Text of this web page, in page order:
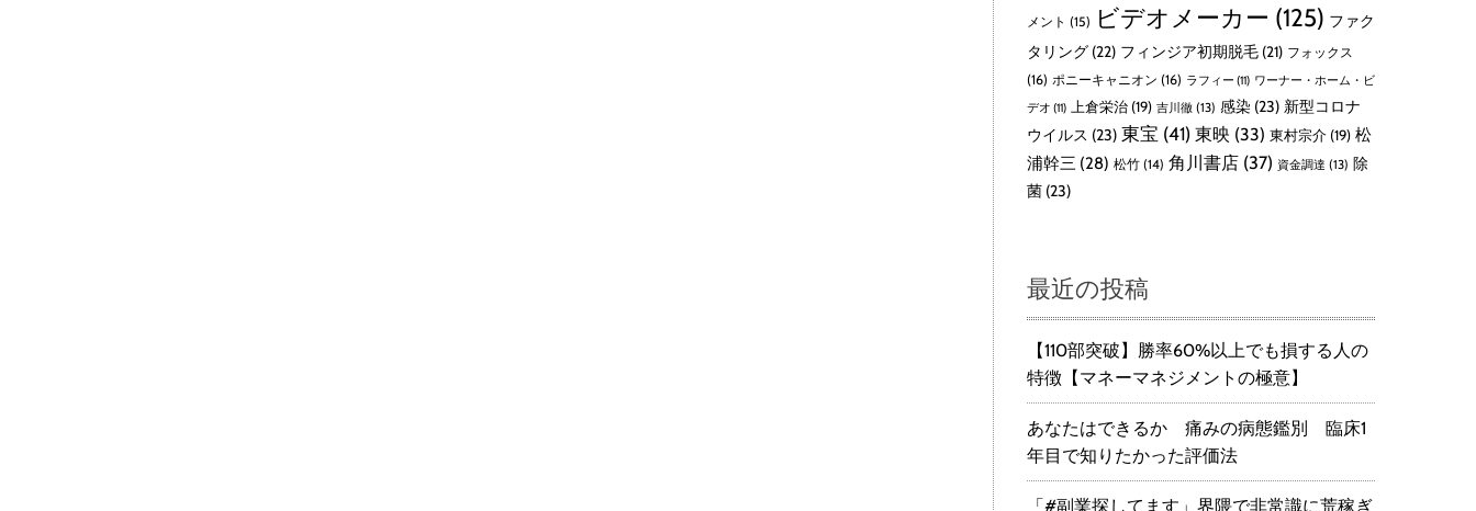
メント (15) ビデオメーカー (125) ファク
タリング (22) フィンジア初期脱毛 (21) フォックス
(16) ポニーキャニオン (16) ラフィー (11) ワーナー・ホーム・ビ
デオ (11) 上倉栄治 (19) 吉川徹 (13) 感染 (23) 新型コロナ
ウイルス (23) 東宝 (41) 東映 (33) 東村宗介 (19) 松
浦幹三 (28) 松竹 (14) 角川書店 (37) 資金調達 (13) 除
菌 (23)
最近の投稿
【110部突破】勝率60%以上でも損する人の
特徴【マネーマネジメントの極意】
あなたはできるか 痛みの病態鑑別 臨床1
年目で知りたかった評価法
「#副業探してます」界隈で非常識に荒稼ぎ